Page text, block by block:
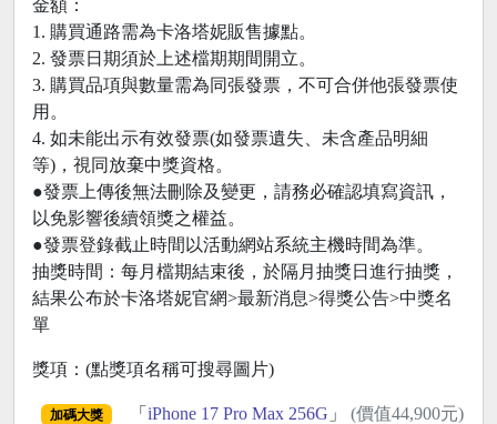
金額：
1. 購買通路需為卡洛塔妮販售據點。
2. 發票日期須於上述檔期期間開立。
3. 購買品項與數量需為同張發票，不可合併他張發票使
用。
4. 如未能出示有效發票(如發票遺失、未含產品明細
等)，視同放棄中獎資格。
●發票上傳後無法刪除及變更，請務必確認填寫資訊，
以免影響後續領獎之權益。
●發票登錄截止時間以活動網站系統主機時間為準。
抽獎時間：每月檔期結束後，於隔月抽獎日進行抽獎，
結果公布於卡洛塔妮官網>最新消息>得獎公告>中獎名
單
獎項：(點獎項名稱可搜尋圖片)
加碼大獎 「 iPhone 17 Pro Max 256G 」 (價值44,900元)